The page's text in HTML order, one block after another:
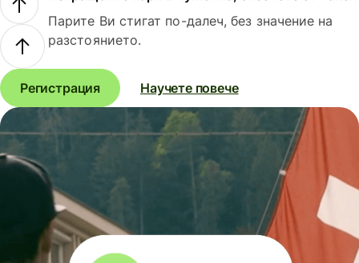
Парите Ви стигат по-далеч, без значение на
разстоянието.
Регистрация Научете повече